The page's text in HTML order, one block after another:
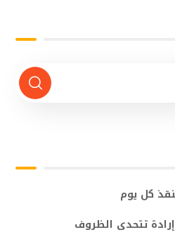
كل يوم
تتحدى الظروف